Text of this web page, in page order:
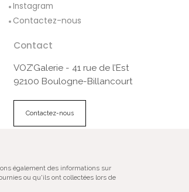
Instagram
Contactez-nous
Contact
VOZ’Galerie - 41 rue de l’Est
92100 Boulogne-Billancourt
Contactez-nous
également des informations sur
ou qu'ils ont collectées lors de